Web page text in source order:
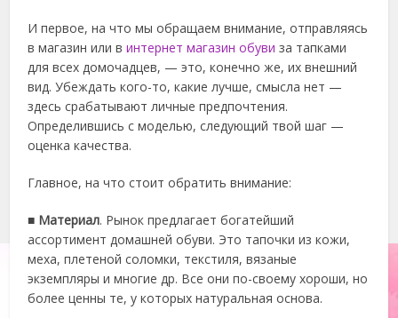
И первое, на что мы обращаем внимание, отправляясь
в магазин или винтернет магазин обуви за тапками
для всех домочадцев, — это, конечно же, их внешний
вид. Убеждать кого-то, какие лучше, смысла нет —
здесь срабатывают личные предпочтения.
Определившись с моделью, следующий твой шаг —
оценка качества.
Главное, на что стоит обратить внимание:
■ Материал. Рынок предлагает богатейший
ассортимент домашней обуви. Это тапочки из кожи,
меха, плетеной соломки, текстиля, вязаные
экземпляры и многие др. Все они по-своему хороши, но
более ценны те, у которых натуральная основа.